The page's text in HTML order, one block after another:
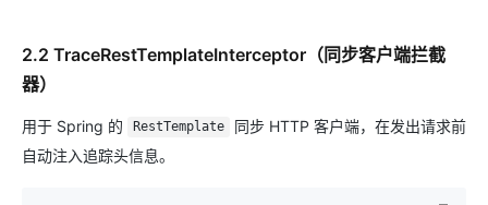
2.2 TraceRestTemplateInterceptor（同步客户端拦截
器）
用于 Spring 的 RestTemplate
同步 HTTP 客户端，在发出请求前
自动注入追踪头信息。